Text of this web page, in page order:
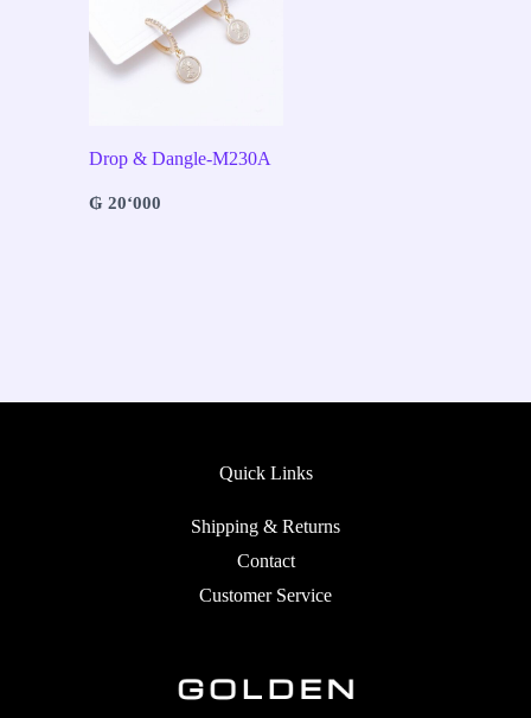
Drop & Dangle-M230A
₲20‘000
Quick Links
Shipping & Returns
Contact
Customer Service